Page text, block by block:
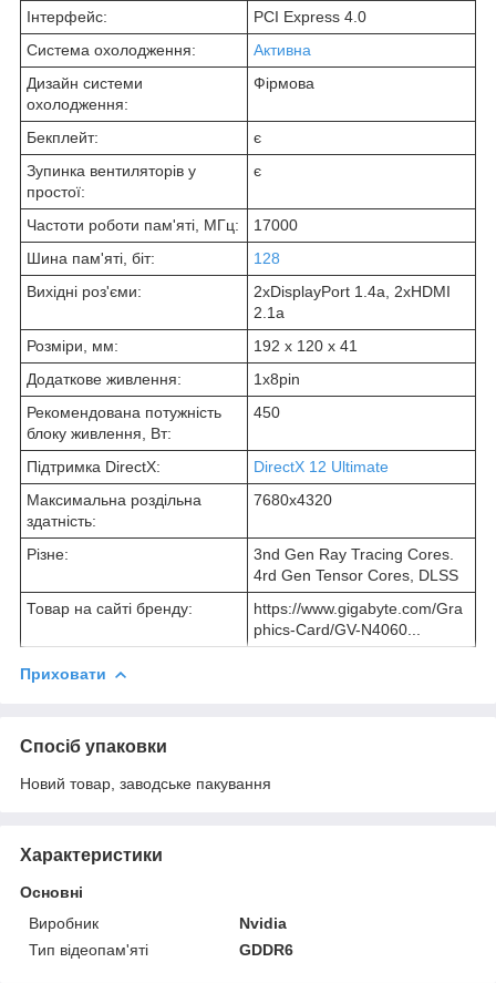
Інтерфейс:
PCI Express 4.0
Система охолодження:
Активна
Дизайн системи
охолодження:
Фірмова
Бекплейт:
є
Зупинка вентиляторів у
простої:
є
Частоти роботи пам'яті, МГц:
17000
Шина пам'яті, біт:
128
Вихідні роз'єми:
2xDisplayPort 1.4а, 2xHDMI
2.1а
Розміри, мм:
192 x 120 x 41
Додаткове живлення:
1x8pin
Рекомендована потужність
блоку живлення, Вт:
450
Підтримка DirectX:
DirectX 12 Ultimate
Максимальна роздільна
здатність:
7680x4320
Різне:
3nd Gen Ray Tracing Cores.
4rd Gen Tensor Cores, DLSS
Товар на сайті бренду:
https://www.gigabyte.com/Gra
phics-Card/GV-N4060...
Приховати
Спосіб упаковки
Новий товар, заводське пакування
Характеристики
Основні
Виробник
Nvidia
Тип відеопам'яті
GDDR6